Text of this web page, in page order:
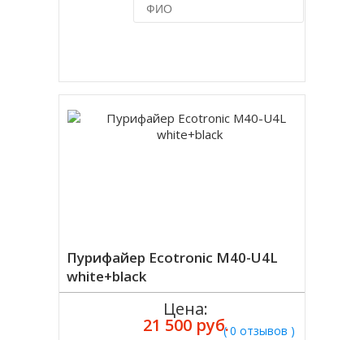
Пурифайер Ecotronic M40-U4L
white+black
( 0 отзывов )
Цена:
21 500 руб.